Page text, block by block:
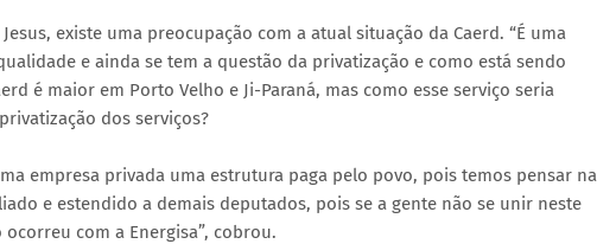
existe uma preocupação com a atual situação da Caerd. “É uma
e ainda se tem a questão da privatização e como está sendo
é maior em Porto Velho e Ji-Paraná, mas como esse serviço seria
dos serviços?
empresa privada uma estrutura paga pelo povo, pois temos pensar na
e estendido a demais deputados, pois se a gente não se unir neste
com a Energisa”, cobrou.